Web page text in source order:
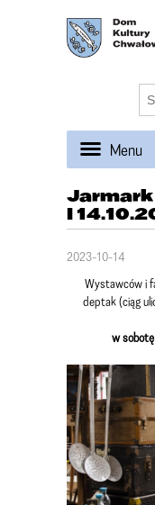
Menu
I
2023-10-14
Wystawców i
deptak (ciąg
w